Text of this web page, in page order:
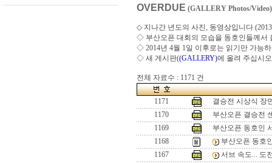
OVERDUE (GALLERY Photos/Video)
◇ 지나간 년도의 사진, 동영상입니다
◇ 부산오픈 대회의 모습을 동호인들께서
◇ 2014년 4월 1일 이후로는 읽기만 가능
◇ 새 게시판((GALLERY)에 올려 주십시오
전체 자료수 : 1171 건
1171
결승전 시상식 장
1170
부산오픈 결승전
1169
부산오픈 동호인
1168
부산오픈 동호
1167
서브 속도... 도